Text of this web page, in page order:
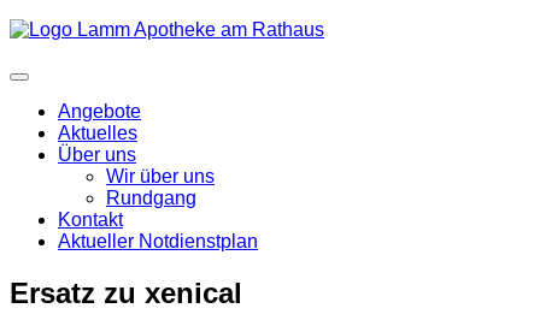
Angebote
Aktuelles
Über uns
Wir über uns
Rundgang
Kontakt
Aktueller Notdienstplan
Ersatz zu xenical